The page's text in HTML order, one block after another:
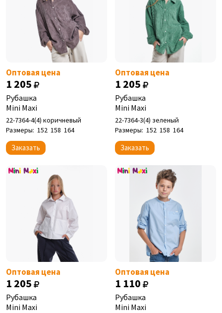
Оптовая цена
1 205
Рубашка
Mini Maxi
22-7364-4(4) коричневый
Размеры: 152 158 164
Заказать
Оптовая цена
1 205
Рубашка
Mini Maxi
22-7364-3(4) зеленый
Размеры: 152 158 164
Заказать
Оптовая цена
1 205
Рубашка
Mini Maxi
Оптовая цена
1 110
Рубашка
Mini Maxi